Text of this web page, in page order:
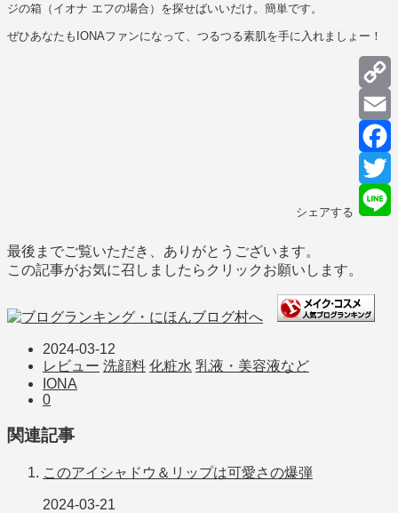
ジの箱（イオナ エフの場合）を探せばいいだけ。簡単です。
ぜひあなたもIONAファンになって、つるつる素肌を手に入れましょー！
シェアする
最後までご覧いただき、ありがとうございます。
この記事がお気に召しましたらクリックお願いします。
2024-03-12
レビュー 洗顔料 化粧水 乳液・美容液など
IONA
0
関連記事
このアイシャドウ＆リップは可愛さの爆弾
2024-03-21